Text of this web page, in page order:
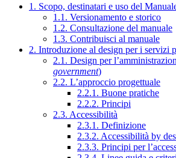
1. Scopo, destinatari e uso del
1.1. Versionamento e storico
1.2. Consultazione del manuale
1.3. Contribuisci al manuale
2. Introduzione al design per i servizi
2.1. Design per
government)
2.2. L’approccio progettuale
2.2.1. Buone pratiche
2.2.2. Principi
2.3. Accessibilità
2.3.1. Definizione
2.3.2. Accessibilità by
2.3.3. Principi per